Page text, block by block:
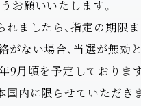
お願いいたします。
れましたら、指定の期
がない場合、当選が無効
9月頃を予定しております
国内に限らせていただき